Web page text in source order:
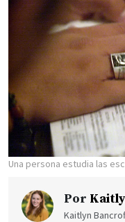
Una persona estudia las
Por
Kaitlyn